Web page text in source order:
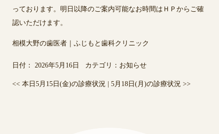
っております。明日以降のご案内可能なお時間はＨＰからご確
認いただけます。
相模大野の歯医者｜ふじもと歯科クリニック
日付： 2026年5月16日 カテゴリ： お知らせ
<< 本日5月15日(金)の診療状況 5月18日(月)の診療状況 >>